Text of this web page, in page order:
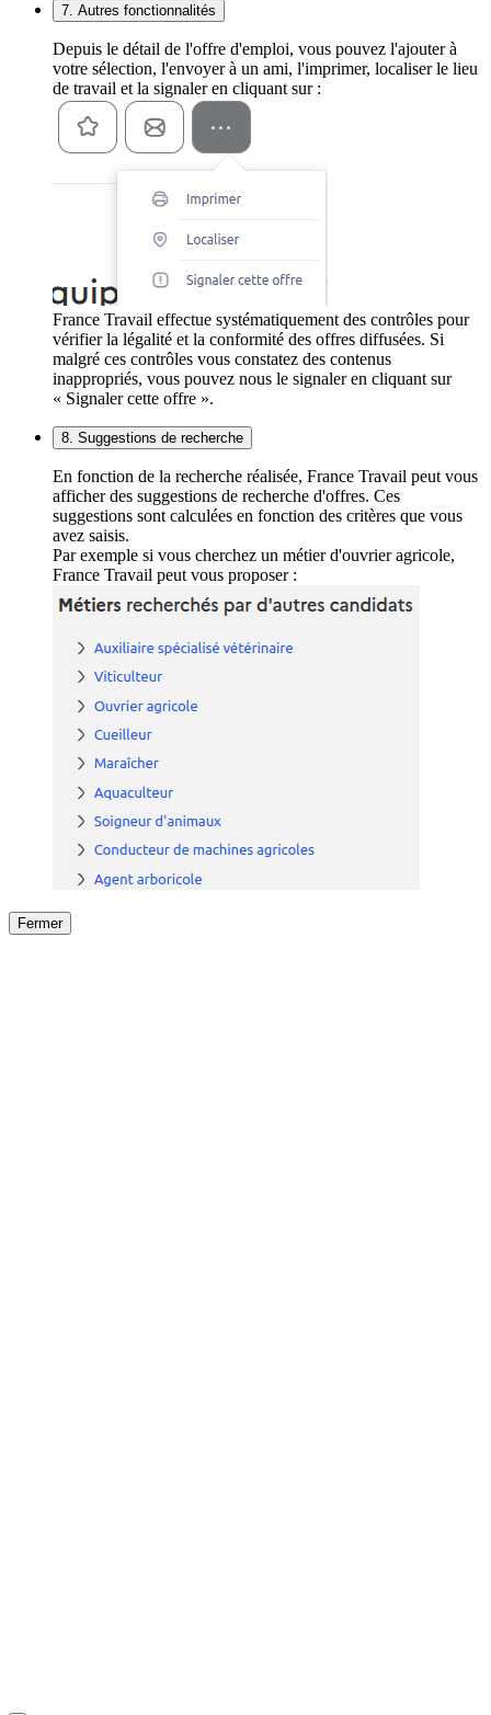
7. Autres fonctionnalités
Depuis le détail de l'offre d'emploi, vous pouvez l'ajouter à
votre sélection, l'envoyer à un ami, l'imprimer, localiser le lieu
de travail et la signaler en cliquant sur :
France Travail effectue systématiquement des contrôles pour
vérifier la légalité et la conformité des offres diffusées. Si
malgré ces contrôles vous constatez des contenus
inappropriés, vous pouvez nous le signaler en cliquant sur
« Signaler cette offre ».
8. Suggestions de recherche
En fonction de la recherche réalisée, France Travail peut vous
afficher des suggestions de recherche d'offres. Ces
suggestions sont calculées en fonction des critères que vous
avez saisis.
Par exemple si vous cherchez un métier d'ouvrier agricole,
France Travail peut vous proposer :
Fermer